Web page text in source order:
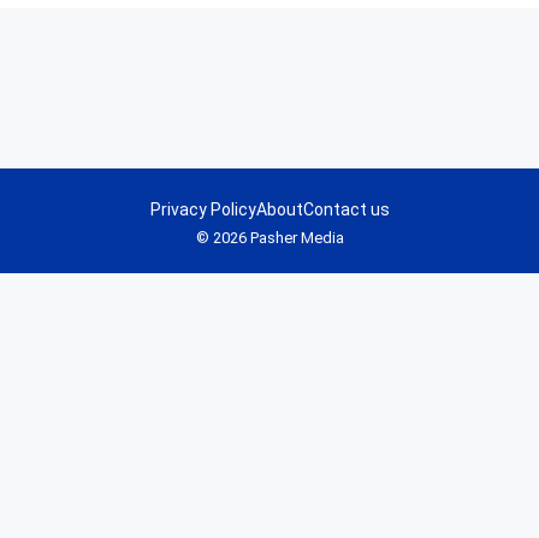
© 2026 Pasher Media
Privacy PolicyAboutContact us